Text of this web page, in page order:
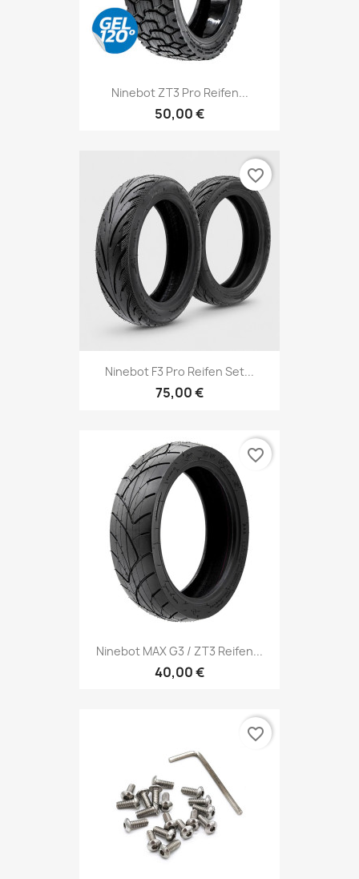
Ninebot ZT3 Pro Reifen...
50,00 €
Ninebot F3 Pro Reifen Set...
75,00 €
favorite_border
Ninebot MAX G3 / ZT3 Reifen...
40,00 €
favorite_border
favorite_border